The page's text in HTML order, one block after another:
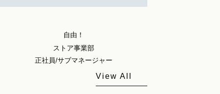
自由！
ストア事業部
正社員/サブマネージャー
View All